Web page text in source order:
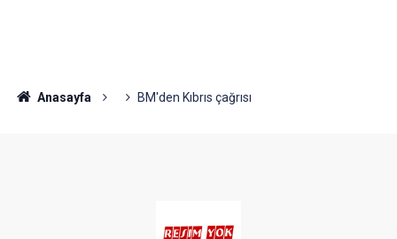
Anasayfa BM'den Kıbrıs çağrısı